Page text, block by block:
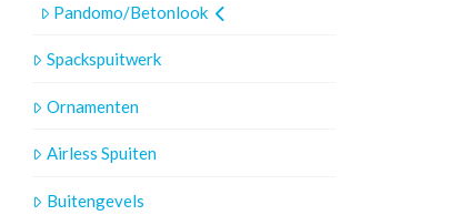
Pandomo/Betonlook
Spackspuitwerk
Ornamenten
Airless Spuiten
Buitengevels